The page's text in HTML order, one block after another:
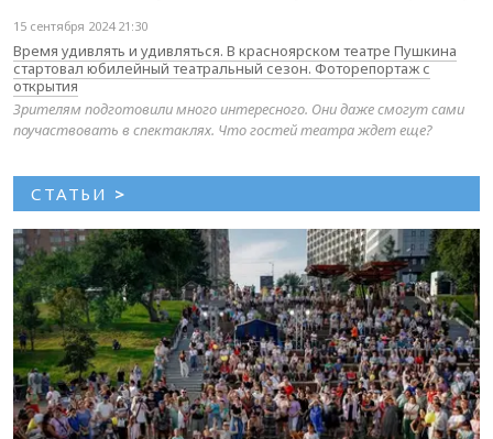
15 сентября 2024 21:30
Время удивлять и удивляться. В красноярском театре Пушкина
стартовал юбилейный театральный сезон. Фоторепортаж с
открытия
Зрителям подготовили много интересного. Они даже смогут сами
поучаствовать в спектаклях. Что гостей театра ждет еще?
СТАТЬИ >